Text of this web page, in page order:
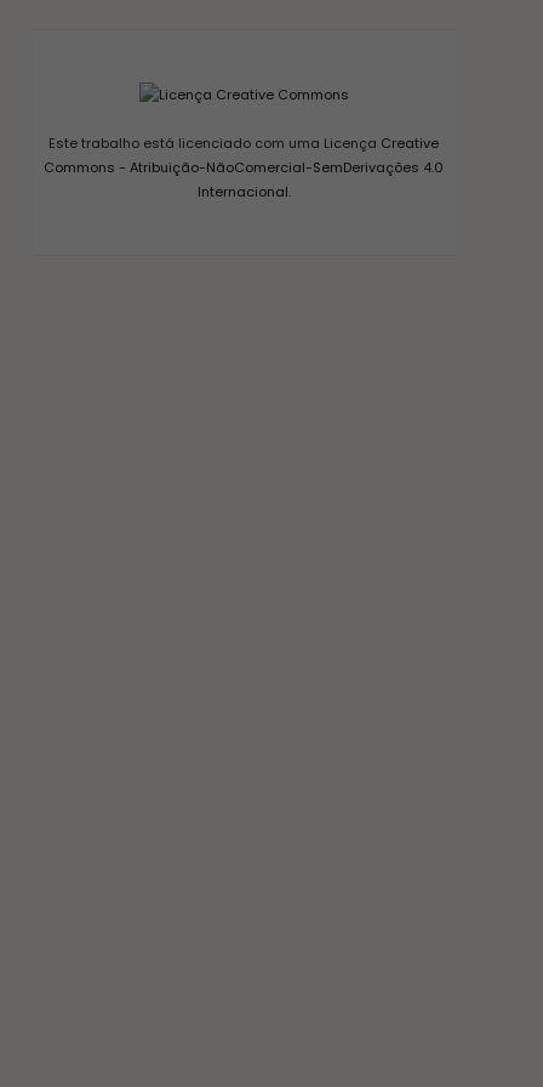
Este trabalho está licenciado com uma Licença Creative
Commons - Atribuição-NãoComercial-SemDerivações 4.0
Internacional.